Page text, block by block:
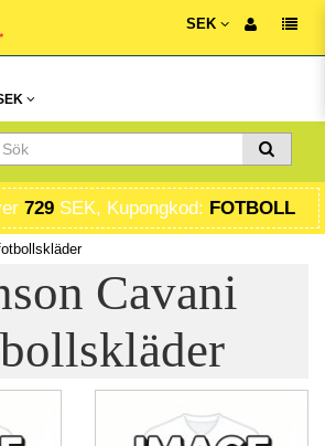
SEK
729 SEK, Kupongkod: FOTBOLL
Cavani